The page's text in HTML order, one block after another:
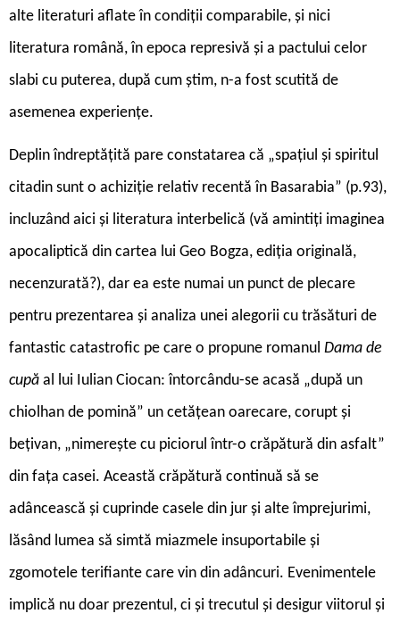
alte literaturi aflate în condiții comparabile, și nici
literatura română, în epoca represivă și a pactului celor
slabi cu puterea, după cum știm, n-a fost scutită de
asemenea experiențe.
Deplin îndreptățită pare constatarea că „spațiul și spiritul
citadin sunt o achiziție relativ recentă în Basarabia” (p.93),
incluzând aici și literatura interbelică (vă amintiți imaginea
apocaliptică din cartea lui Geo Bogza, ediția originală,
necenzurată?), dar ea este numai un punct de plecare
pentru prezentarea și analiza unei alegorii cu trăsături de
fantastic catastrofic pe care o propune romanul Dama de
cupă al lui Iulian Ciocan: întorcându-se acasă „după un
chiolhan de pomină” un cetățean oarecare, corupt și
bețivan, „nimerește cu piciorul într-o crăpătură din asfalt”
din fața casei. Această crăpătură continuă să se
adâncească și cuprinde casele din jur și alte împrejurimi,
lăsând lumea să simtă miazmele insuportabile și
zgomotele terifiante care vin din adâncuri. Evenimentele
implică nu doar prezentul, ci și trecutul și desigur viitorul și